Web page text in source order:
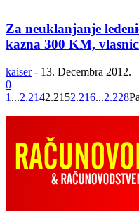
Za neuklanjanje
kazna 300 KM,
kaiser - 13. Decembra 2012.
0
1 ...2.2142.2152.216...2.228